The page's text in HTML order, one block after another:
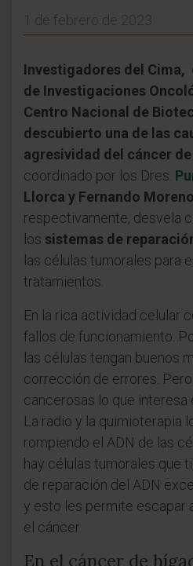
1 de febrero de 2023
Investigadores del Cima,
de Investigaciones
Centro Nacional de
descubierto una de las
agresividad del cáncer
coordinado por los Dres.
Llorca y Fernando
respectivamente, desvela
los sistemas de
las células tumorales para
tratamientos.
En la rica actividad celular
fallos de funcionamiento.
las células tengan buenos
corrección de errores.
cancerosas lo que interesa
La radio y la quimioterapia
rompiendo el ADN de las
hay células tumorales que
de reparación del ADN
y esto les permite escapar
el cáncer.
En el cáncer de